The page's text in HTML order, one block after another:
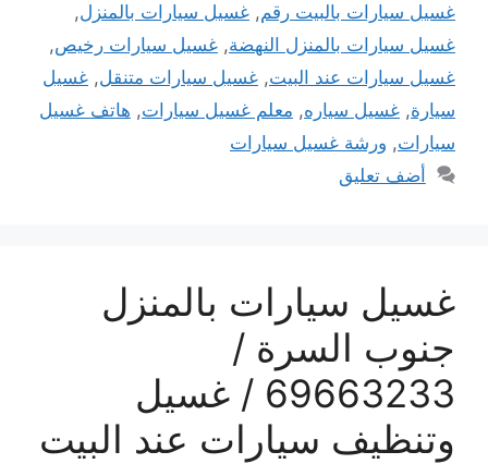
غسيل سيارات بالبيت رقم, غسيل سيارات بالمنزل,
غسيل سيارات بالمنزل النهضة, غسيل سيارات رخيص,
غسيل سيارات عند البيت, غسيل سيارات متنقل, غسيل
سيارة, غسيل سياره, معلم غسيل سيارات, هاتف غسيل
سيارات, ورشة غسيل سيارات
أضف تعليق
غسيل سيارات بالمنزل
جنوب السرة /
69663233 / غسيل
وتنظيف سيارات عند البيت